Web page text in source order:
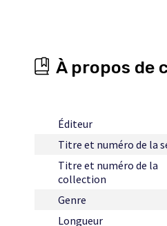
À propos de
Éditeur
Titre et numéro de la
Titre et numéro de la
collection
Genre
Longueur